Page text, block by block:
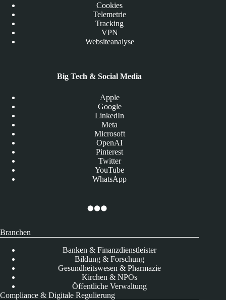
Cookies
Telemetrie
Tracking
VPN
Websiteanalyse
Big Tech & Social Media
Apple
Google
LinkedIn
Meta
Microsoft
OpenAI
Pinterest
Twitter
YouTube
WhatsApp
Branchen
Banken & Finanzdienstleister
Bildung & Forschung
Gesundheitswesen & Pharmazie
Kirchen & NPOs
Öffentliche Verwaltung
Compliance & Digitale Regulierung